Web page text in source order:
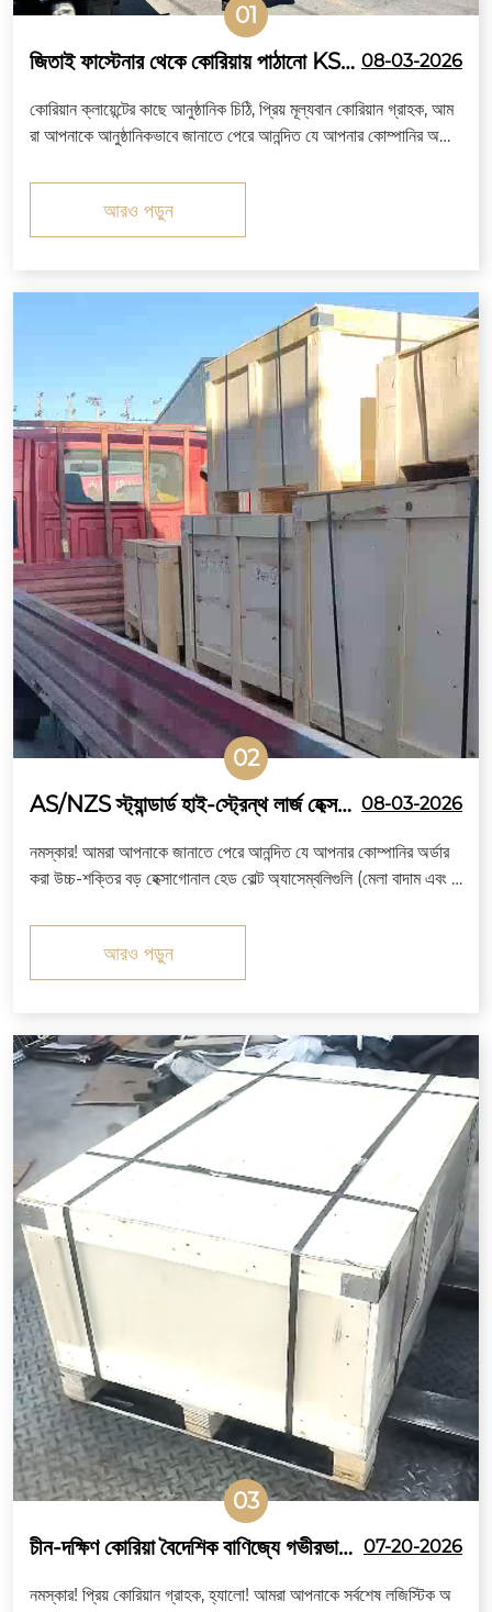
01
জিতাই ফাস্টেনার থেকে কোরিয়ায় পাঠানো KS
08-03-2026
কোরিয়ান ক্লায়েন্টের কাছে আনুষ্ঠানিক চিঠি, প্রিয় মূল্যবান কোরিয়ান গ্রাহক, আম
রা আপনাকে আনুষ্ঠানিকভাবে জানাতে পেরে আনন্দিত যে আপনার কোম্পানির অর্ডার
হেড বোল্টগুলি উত্পাদন সম্পন্ন করেছে,...
আরও পড়ুন
02
AS/NZS স্ট্যান্ডার্ড হাই-স্ট্রেন্থ লার্জ হেক্স
চীন ছেড়েছে
08-03-2026
নমস্কার! আমরা আপনাকে জানাতে পেরে আনন্দিত যে আপনার কোম্পানির অর্ডার
করা উচ্চ-শক্তির বড় হেক্সাগোনাল হেড বোল্ট অ্যাসেম্বলিগুলি (মেলা বাদাম এবং ও
প্তানির জন্য প্যাকেজ করা হয়েছে...
আরও পড়ুন
03
চীন-দক্ষিণ কোরিয়া বৈদেশিক বাণিজ্যে গভীরভাবে
বাজারে প্রসারিত করার জন্য সম্পূর্ণরূপে প্রস্তুত
07-20-2026
নমস্কার! প্রিয় কোরিয়ান গ্রাহক, হ্যালো! আমরা আপনাকে সর্বশেষ লজিস্টিক অ